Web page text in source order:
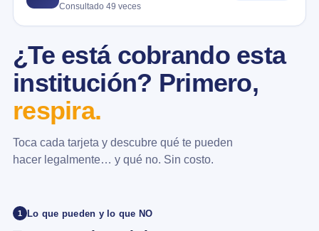
Consultado 49 veces
¿Te está cobrando esta
institución? Primero,
respira.
Toca cada tarjeta y descubre qué te pueden
hacer legalmente… y qué no. Sin costo.
1 Lo que pueden y lo que NO